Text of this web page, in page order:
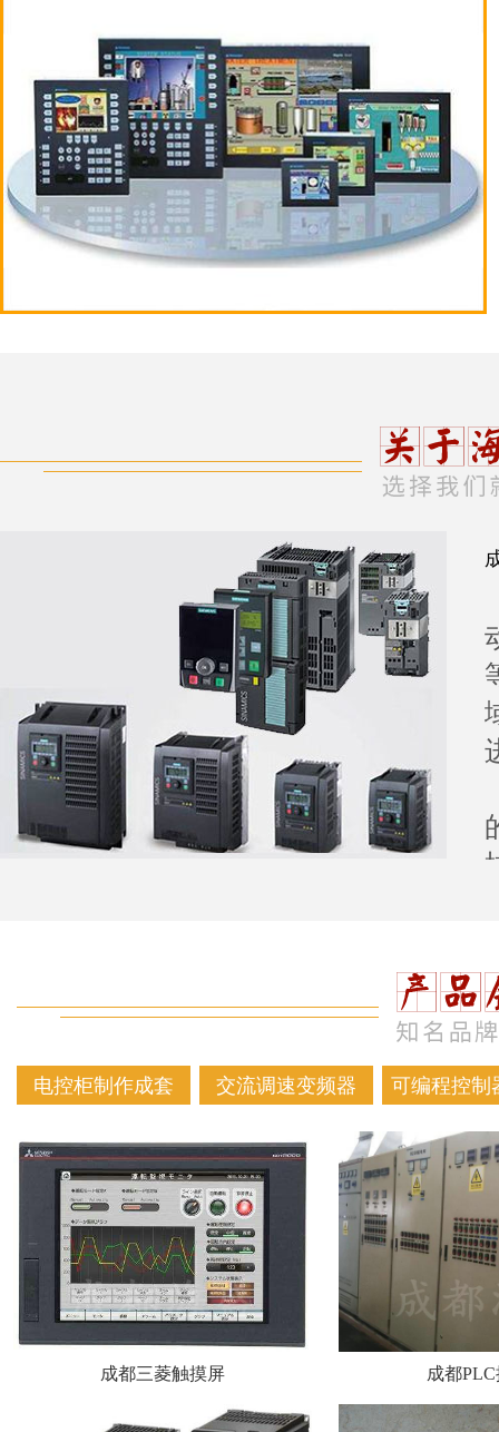
电控柜制作成套 交流调速变频器 可编程控制
成都三菱触摸屏 成都